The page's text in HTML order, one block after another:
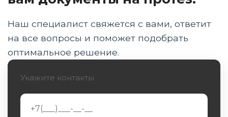
начинающих: от ходьбы к первому беговому
Правильная техника бега на протезе и
Наш специалист свяжется с вами, ответит
на все вопросы и поможет подобрать
оптимальное решение.
Укажите контакты